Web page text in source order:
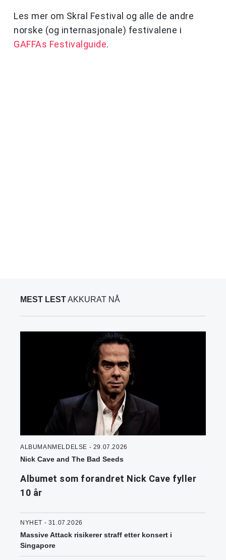
Les mer om Skral Festival og alle de andre
norske (og internasjonale) festivalene i
GAFFAs Festivalguide.
MEST LESTAKKURAT NÅ
ALBUMANMELDELSE - 29.07.2026
Nick Cave and The Bad Seeds
Albumet som forandret Nick Cave fyller
10 år
NYHET - 31.07.2026
Massive Attack risikerer straff etter konsert i
Singapore